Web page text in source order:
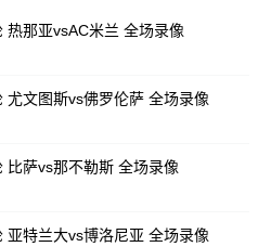
那亚vsAC米兰 全场录像
尤文图斯vs佛罗伦萨 全场录像
比萨vs那不勒斯 全场录像
亚特兰大vs博洛尼亚 全场录像